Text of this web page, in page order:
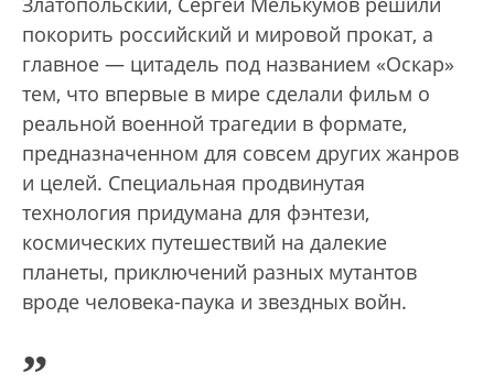
покорить российский и мировой прокат, а
главное — цитадель под названием «Оскар»
тем, что впервые в мире сделали фильм о
реальной военной трагедии в формате,
предназначенном для совсем других жанров
и целей. Специальная продвинутая
технология придумана для фэнтези,
космических путешествий на далекие
планеты, приключений разных мутантов
вроде человека-паука и звездных войн.
„